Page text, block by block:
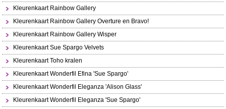
Kleurenkaart Rainbow Gallery
Kleurenkaart Rainbow Gallery Overture en Bravo!
Kleurenkaart Rainbow Gallery Wisper
Kleurenkaart Sue Spargo Velvets
Kleurenkaart Toho kralen
Kleurenkaart Wonderfil Efina 'Sue Spargo'
Kleurenkaart Wonderfil Eleganza 'Alison Glass'
Kleurenkaart Wonderfil Eleganza 'Sue Spargo'